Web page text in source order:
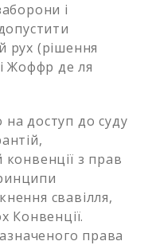
і
рух (рішення
Жоффр де ля
доступ до суду
конвенції з прав
свавілля,
Конвенції.
права